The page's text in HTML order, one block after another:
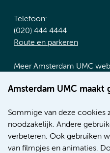
Amsterdam UMC maakt
Sommige van deze
noodzakelijk. Andere
verbeteren. Ook gebruiken
van filmpjes en animaties.
Telefoon:
(020) 444 4444
Route en parkeren
Meer Amsterdam UMC
Werken bij Amsterdam
Nieuws
Research
Educatie locatie AMC
Educatie locatie VUmc